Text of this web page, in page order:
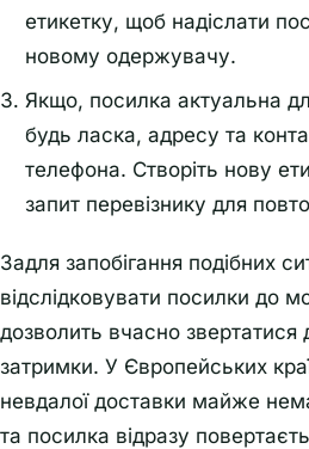
етикетку, щоб надіслати
новому одержувачу.
Якщо, посилка актуальна
будь ласка, адресу та
телефона. Створіть нову
запит перевізнику для
Задля запобігання подібних
відслідковувати посилки до
дозволить вчасно звертатися
затримки. У Європейських
невдалої доставки майже
та посилка відразу